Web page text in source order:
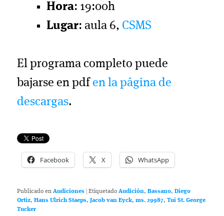
Hora: 19:00h
Lugar: aula 6, CSMS
El programa completo puede
bajarse en pdfen la página de
descargas.
Facebook X WhatsApp
Publicado en Audiciones |Etiquetado Audición,Bassano,Diego
Ortiz,Hans Ulrich Staeps,Jacob van Eyck,ms. 29987,Tui St. George
Tucker